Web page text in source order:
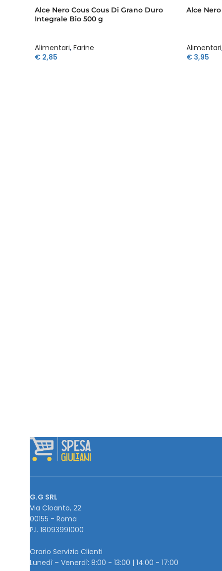
Alce Nero Cous Cous Di Grano Duro
Integrale Bio 500 g
Alimentari, Farine
€ 2,85
Alce
Alimentari
€3,95
G.G SRL
Via Cloanto, 22
00155 - Roma
P.I. ‭18093991000
Orario Servizio Clienti
Lunedì – Venerdì: 8:00 - 13:00 | 14:00 - 17:00